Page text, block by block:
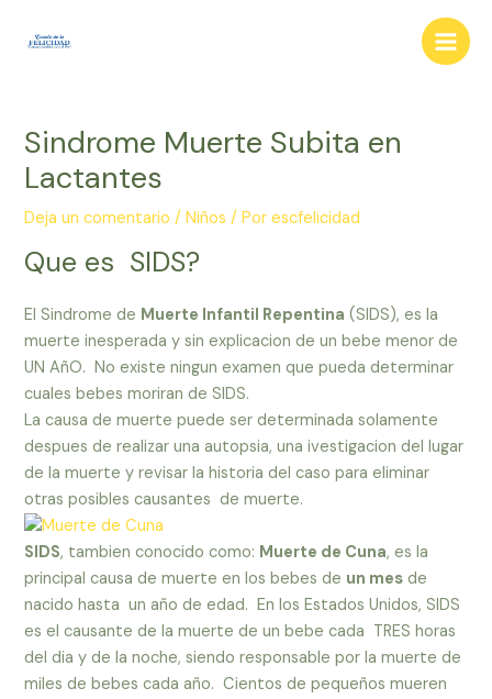
Main
Sindrome Muerte Subita en
Lactantes
Deja un comentario /Niños / Porescfelicidad
Que es SIDS?
El Sindrome de Muerte Infantil Repentina (SIDS), es la
muerte inesperada y sin explicacion de un bebe menor de
UN AñO. No existe ningun examen que pueda determinar
cuales bebes moriran de SIDS.
La causa de muerte puede ser determinada solamente
despues de realizar una autopsia, una ivestigacion del lugar
de la muerte y revisar la historia del caso para eliminar
otras posibles causantes de muerte.
SIDS, tambien conocido como: Muerte de Cuna, es la
principal causa de muerte en los bebes de un mes de
nacido hasta un año de edad. En los Estados Unidos, SIDS
es el causante de la muerte de un bebe cada TRES horas
del dia y de la noche, siendo responsable por la muerte de
miles de bebes cada año. Cientos de pequeños mueren